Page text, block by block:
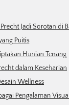
Jadi Sorotan di
Puitis
Hunian Tenang
dalam Keseharian
Wellness
Pengalaman